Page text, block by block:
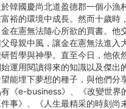
韓國慶尚北道盈德郡一個小
裕的環境中成長。然而十歲時
在憲無法隨心所欲的買書。
母親中風，讓金在憲無法進
哲學與神學。直至今日，他依
運用閱讀得來的知識以及傑
能埋下夢想的種子，與他們
《e-business》、《改變世
事》、《人生最精采的時刻尚